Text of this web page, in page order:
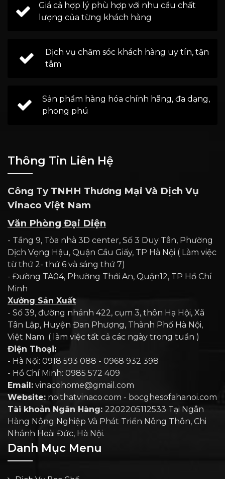
Giá cả hợp lý phù hợp với nhu cầu chất
lượng của từng khách hàng
Dịch vụ chăm sóc khách hàng uy tín, tận
tâm
Sản phẩm hàng hóa chính hãng, đa dạng,
phong phú
Thông Tin Liên Hệ
Công Ty TNHH Thương Mại Và Dịch Vụ
Vinaco Việt Nam
Văn Phòng Đại Diện
- Tầng 9, Tòa nhà 3D center, Số 3 Duy Tân, Phường
Dịch Vọng Hậu, Quận Cầu Giấy, TP Hà Nội ( Làm việc
từ thứ 2- thứ 6 và sáng thứ 7)
- Đường TA04, Phường Thới An, Quận12, TP Hồ Chí
Minh
Xưởng Sản Xuất
- Số 39, đường nhánh 422, cụm 3, thôn Hạ Hội, Xã
Tân Lập, Huyện Đan Phượng, Thành Phố Hà Nội,
Việt Nam ( làm việc tất cả các ngày trong tuần )
Điện Thoại:
- Hà Nội: 0918 593 088 - 0968 932 398
- Hồ Chí Minh: 0985 572 409
Email: vinacohome@gmail.com
Website: noithatvinaco.com - bocghesofahanoi.com
Tài khoản Ngân Hàng: 2202205112533 Tại Ngân
Hàng Nông Nghiệp Và Phát Triển Nông Thôn, Chi
Nhánh Hoài Đức, Hà Nội.
Danh Mục Menu